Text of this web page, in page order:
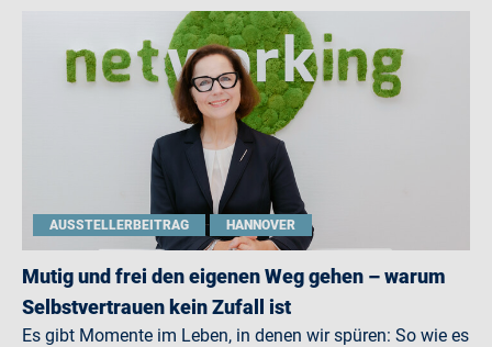
AUSSTELLERBEITRAG HANNOVER
Mutig und frei den eigenen Weg gehen – warum
Selbstvertrauen kein Zufall ist
Es gibt Momente im Leben, in denen wir spüren: So wie es